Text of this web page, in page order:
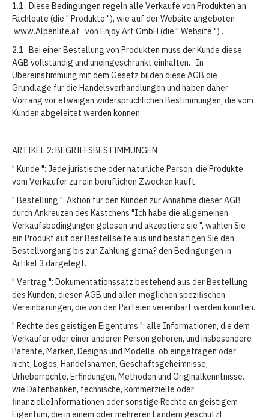
1.1 Diese Bedingungen regeln alle Verkaufe von Produkten an
Fachleute (die " Produkte "), wie auf der Website angeboten
www.Alpenlife.at von Enjoy Art GmbH (die " Website ") .
2.1 Bei einer Bestellung von Produkten muss der Kunde diese
AGB vollstandig und uneingeschrankt einhalten. In
Ubereinstimmung mit dem Gesetz bilden diese AGB die
Grundlage fur die Handelsverhandlungen und haben daher
Vorrang vor etwaigen widerspruchlichen Bestimmungen, die vom
Kunden abgeleitet werden konnen.
ARTIKEL 2: BEGRIFFSBESTIMMUNGEN
" Kunde ": Jede juristische oder naturliche Person, die Produkte
vom Verkaufer zu rein beruflichen Zwecken kauft.
" Bestellung ": Aktion fur den Kunden zur Annahme dieser AGB
durch Ankreuzen des Kastchens "Ich habe die allgemeinen
Verkaufsbedingungen gelesen und akzeptiere sie ", wahlen Sie
ein Produkt auf der Bestellseite aus und bestatigen Sie den
Bestellvorgang bis zur Zahlung gema? den Bedingungen in
Artikel 3 dargelegt.
" Vertrag ": Dokumentationssatz bestehend aus der Bestellung
des Kunden, diesen AGB und allen moglichen spezifischen
Vereinbarungen, die von den Parteien vereinbart werden konnten.
" Rechte des geistigen Eigentums ": alle Informationen, die dem
Verkaufer oder einer anderen Person gehoren, und insbesondere
Patente, Marken, Designs und Modelle, ob eingetragen oder
nicht, Logos, Handelsnamen, Geschaftsgeheimnisse,
Urheberrechte, Erfindungen, Methoden und Originalkenntnisse.
wie Datenbanken, technische, kommerzielle oder
finanzielleInformationen oder sonstige Rechte an geistigem
Eigentum, die in einem oder mehreren Landern geschutzt